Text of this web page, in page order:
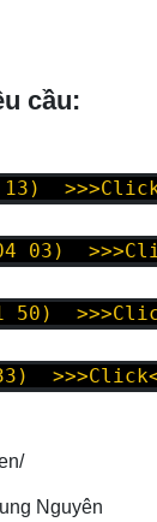
cầu:
03)
50)
/
Nguyên